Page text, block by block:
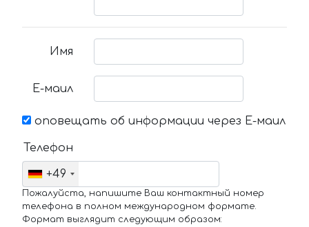
Имя
Е-маил
оповещать об информации через Е-маил
Телефон
+49
Пожалуйста, напишите Ваш контактный номер
телефона в полном международном формате.
Формат выглядит следующим образом: